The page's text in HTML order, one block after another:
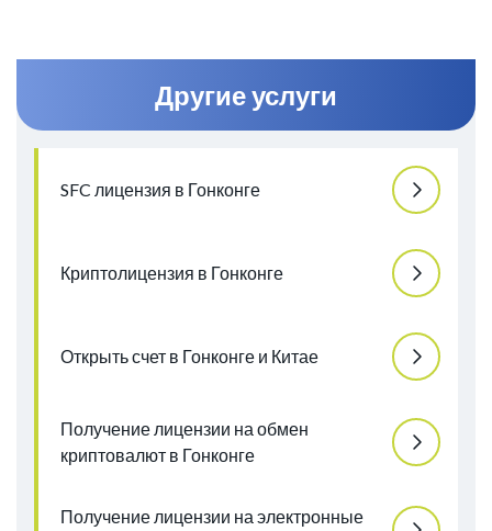
Другие услуги
SFC лицензия в Гонконге
Криптолицензия в Гонконге
Открыть счет в Гонконге и Китае
Получение лицензии на обмен
криптовалют в Гонконге
Получение лицензии на электронные